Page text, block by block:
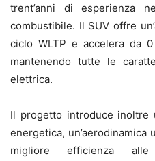
trent’anni di esperienza
combustibile. Il SUV offre
ciclo WLTP e accelera da
mantenendo tutte le
elettrica.
Il progetto introduce inoltre
energetica,
migliore efficienza